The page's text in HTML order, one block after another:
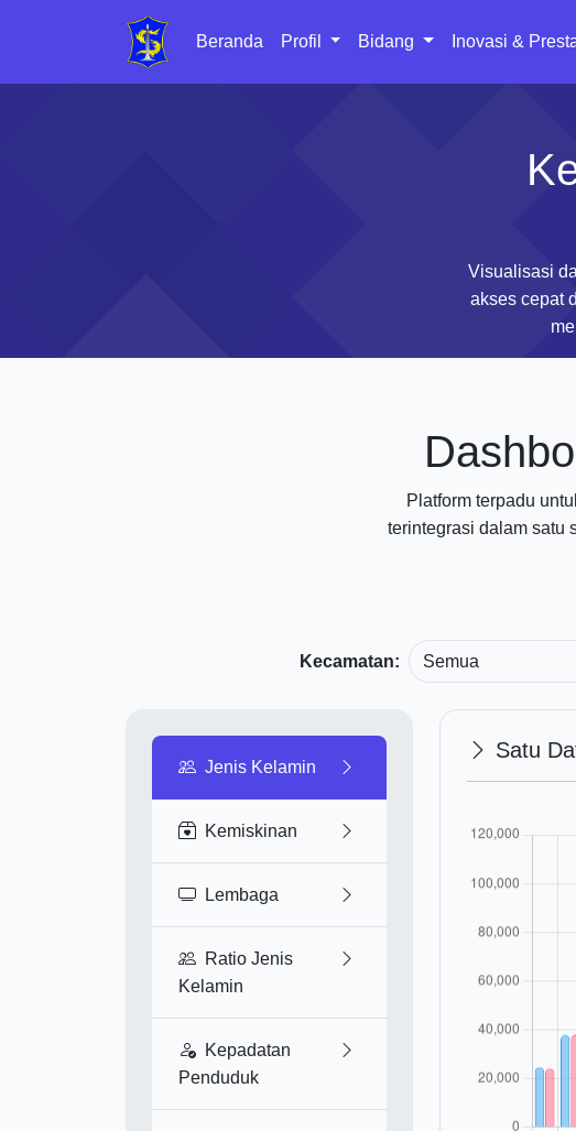
Beranda Profil Bidang Inovasi &
Visualisasi
akses cepat
Platform terpadu
terintegrasi dalam satu
Kecamatan:
Jenis Kelamin
Kemiskinan
Lembaga
Ratio Jenis
Kelamin
Kepadatan
Penduduk
Satu